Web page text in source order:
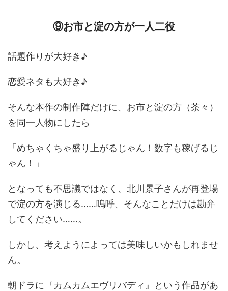
⑨お市と淀の方が一人二役
話題作りが大好き♪
恋愛ネタも大好き♪
そんな本作の制作陣だけに、お市と淀の方（茶々）
を同一人物にしたら
「めちゃくちゃ盛り上がるじゃん！数字も稼げるじ
ゃん！」
となっても不思議ではなく、北川景子さんが再登場
で淀の方を演じる……嗚呼、そんなことだけは勘弁
してください……。
しかし、考えようによっては美味しいかもしれませ
ん。
朝ドラに『カムカムエヴリバディ』という作品があ